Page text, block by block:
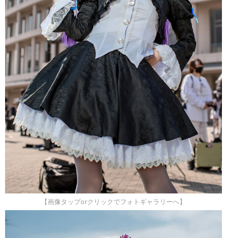
【画像タップorクリックでフォトギャラリーへ】